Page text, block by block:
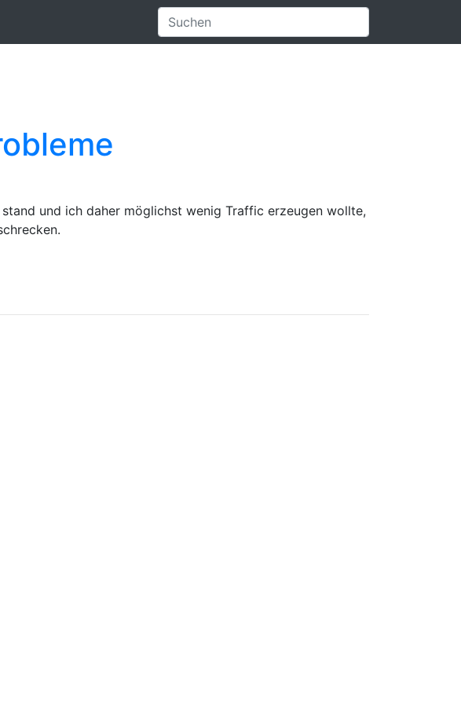
und ich daher möglichst wenig Traffic erzeugen wollte,